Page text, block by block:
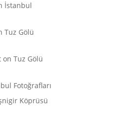
İstanbul
Tuz Gölü
onTuz Gölü
Fotoğrafları
Köprüsü